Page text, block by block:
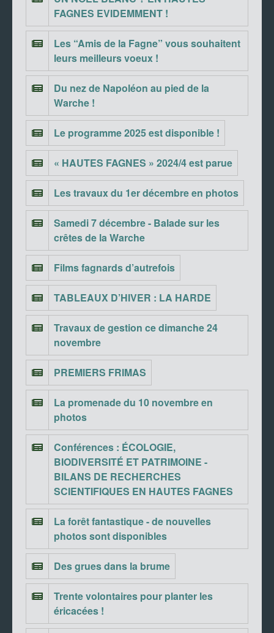
FAGNES EVIDEMMENT !
Les “Amis de la Fagne” vous souhaitent
leurs meilleurs voeux !
Du nez de Napoléon au pied de la
Warche !
Le programme 2025 est disponible !
« HAUTES FAGNES » 2024/4 est parue
Les travaux du 1er décembre en photos
Samedi 7 décembre - Balade sur les
crêtes de la Warche
Films fagnards d’autrefois
TABLEAUX D’HIVER : LA HARDE
Travaux de gestion ce dimanche 24
novembre
PREMIERS FRIMAS
La promenade du 10 novembre en
photos
Conférences : ÉCOLOGIE,
BIODIVERSITÉ ET PATRIMOINE -
BILANS DE RECHERCHES
SCIENTIFIQUES EN HAUTES FAGNES
La forêt fantastique - de nouvelles
photos sont disponibles
Des grues dans la brume
Trente volontaires pour planter les
éricacées !